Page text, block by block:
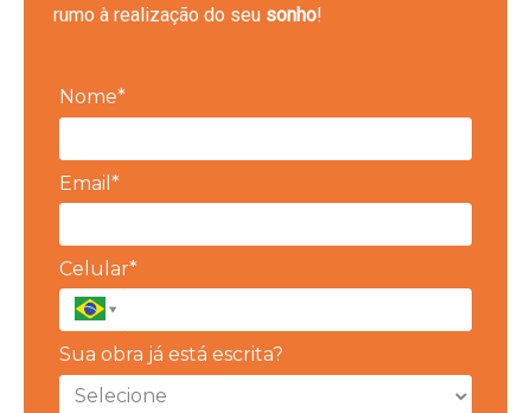
rumo à realização do seu sonho!
Nome*
Email*
Celular*
Sua obra já está escrita?